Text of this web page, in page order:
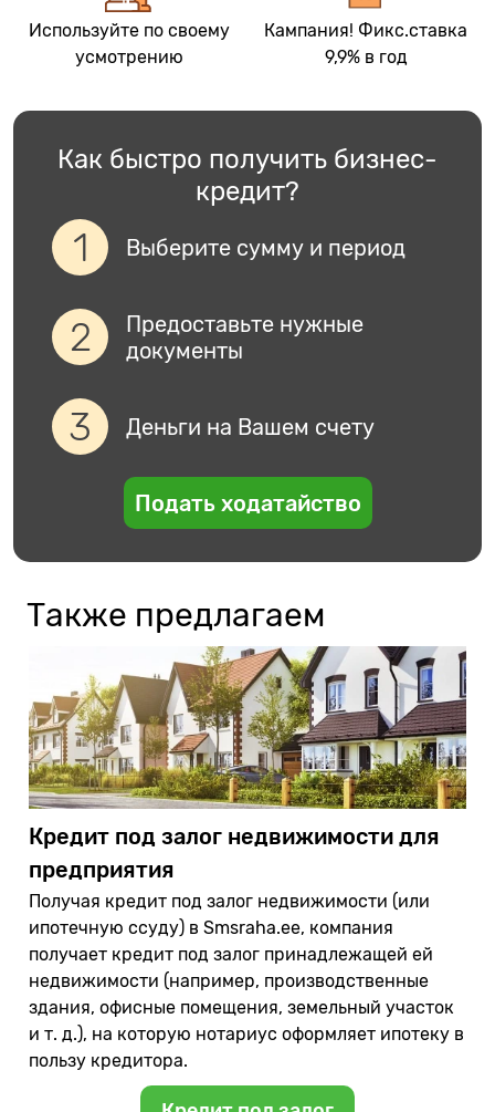
Используйте по своему
усмотрению
Кампания! Фикс.ставка
9,9% в год
Как быстро получить бизнес-
кредит?
Выберите сумму и период
Предоставьте нужные
документы
Деньги на Вашем счету
Подать ходатайство
Также предлагаем
Кредит под залог недвижимости для
предприятия
Получая кредит под залог недвижимости (или
ипотечную ссуду) в Smsraha.ee, компания
получает кредит под залог принадлежащей ей
недвижимости (например, производственные
здания, офисные помещения, земельный участок
и т. д.), на которую нотариус оформляет ипотеку в
пользу кредитора.